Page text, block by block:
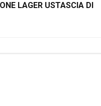
LAGER USTASCIA DI